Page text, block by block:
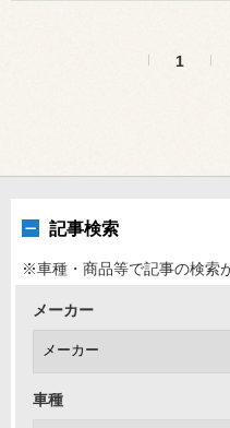
1
記事検索
※車種・商品等で記事の検索
メーカー
車種